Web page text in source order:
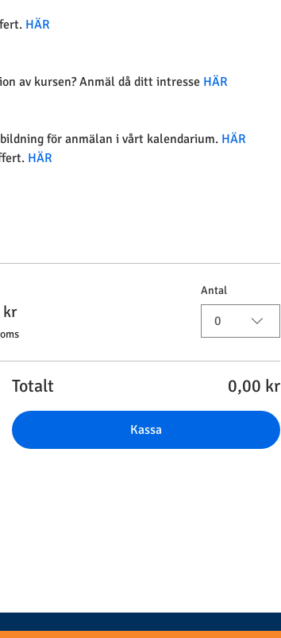
HÄR
av kursen? Anmäl då ditt intresse HÄR
för anmälan i vårt kalendarium. HÄR
HÄR
kr
Antal
0
Totalt 0,00 kr
Kassa